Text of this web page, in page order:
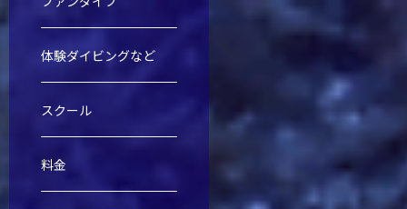
慶良間諸島ファンダイビング
渡名喜島遠征
体験ダイビングなど
慶良間諸島体験ダイビング＆スノー
スクール
オープンウォーター・ダイバー・コ
レスキューダイバーコース
料金
スクール